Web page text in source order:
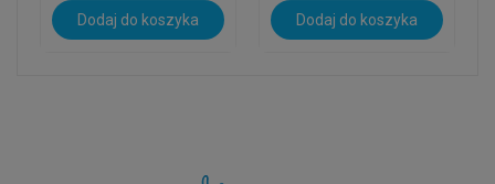
Dodaj do koszyka Dodaj do koszyka